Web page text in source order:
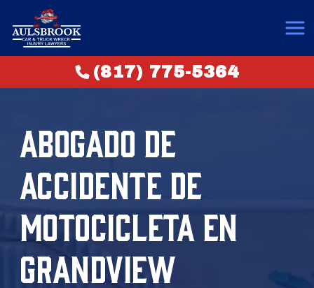
(817) 775-5364
ABOGADO DE
ACCIDENTE DE
MOTOCICLETA EN
GRANDVIEW